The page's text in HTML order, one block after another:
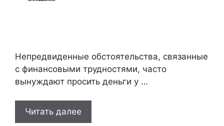
Непредвиденные обстоятельства, связанные
с финансовыми трудностями, часто
вынуждают просить деньги у …
Читать далее